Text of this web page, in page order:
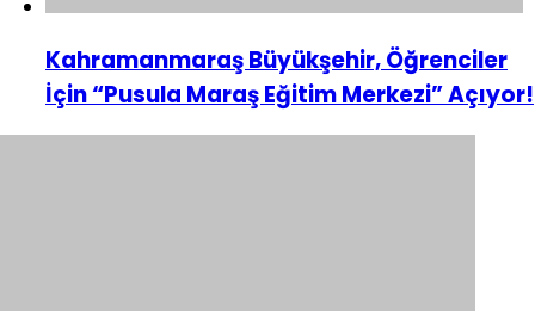
Kahramanmaraş Büyükşehir, Öğrenciler
İçin “Pusula Maraş Eğitim Merkezi” Açıyor!